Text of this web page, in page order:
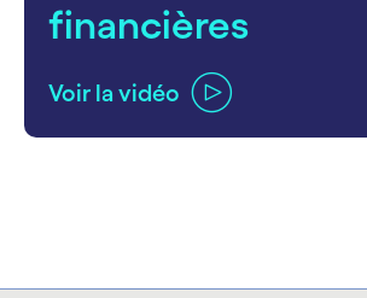
financières
Voir la vidéo